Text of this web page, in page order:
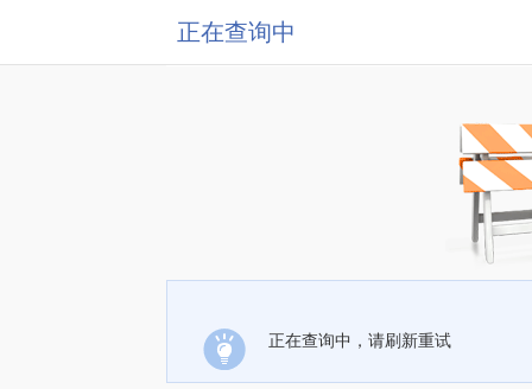
正在查询中
正在查询中，请刷新重试